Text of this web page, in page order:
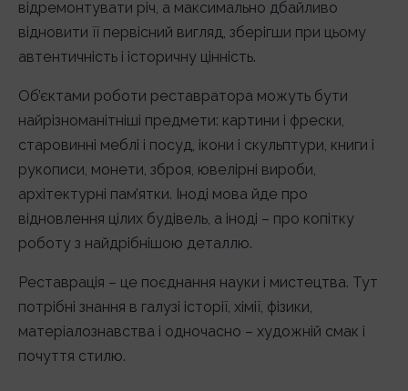
відремонтувати річ, а максимально дбайливо
відновити її первісний вигляд, зберігши при цьому
автентичність і історичну цінність.
Об’єктами роботи реставратора можуть бути
найрізноманітніші предмети: картини і фрески,
старовинні меблі і посуд, ікони і скульптури, книги і
рукописи, монети, зброя, ювелірні вироби,
архітектурні пам’ятки. Іноді мова йде про
відновлення цілих будівель, а іноді – про копітку
роботу з найдрібнішою деталлю.
Реставрація – це поєднання науки і мистецтва. Тут
потрібні знання в галузі історії, хімії, фізики,
матеріалознавства і одночасно – художній смак і
почуття стилю.